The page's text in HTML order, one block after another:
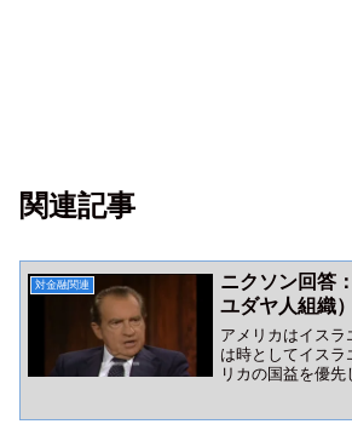
関連記事
対金融関連
ニクソン回答
ユダヤ人組織
アメリカはイス
は時としてイスラ
リカの国益を優
かつてのニクソ
ビーの巨大さを証